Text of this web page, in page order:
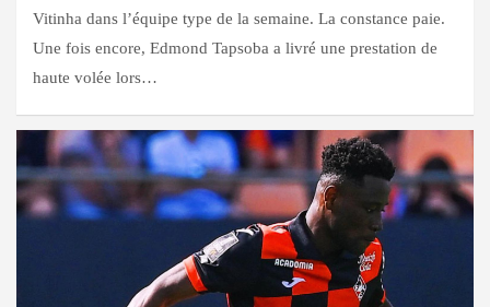
Vitinha dans l’équipe type de la semaine. La constance paie.
Une fois encore, Edmond Tapsoba a livré une prestation de
haute volée lors…